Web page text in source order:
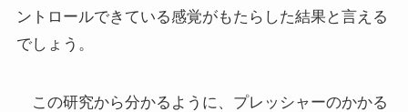
ントロールできている感覚がもたらした結果と言える
でしょう。
この研究から分かるように、プレッシャーのかかる